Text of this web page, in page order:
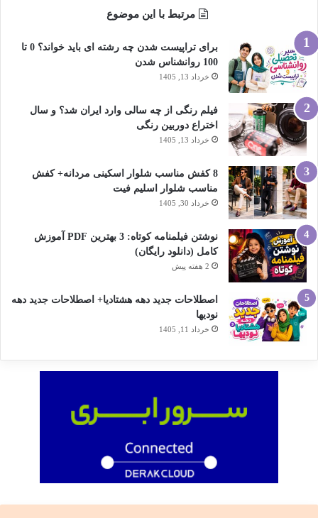
مرتبط با این موضوع
برای تراپیست شدن چه رشته ای باید خواند؟ 0 تا
100 روانشناس شدن
خرداد 13, 1405
فیلم رنگی از چه سالی وارد ایران شد؟ و سال
اختراع دوربین رنگی
خرداد 13, 1405
8 کفش مناسب شلوار اسکینی مردانه+ کفش
مناسب شلوار اسلیم فیت
خرداد 30, 1405
نوشتن فیلمنامه کوتاه: 3 بهترین PDF آموزش
کامل (دانلود رایگان)
2 هفته پیش
اصطلاحات جدید دهه هشتادیا+ اصطلاحات جدید دهه
نودیها
خرداد 11, 1405